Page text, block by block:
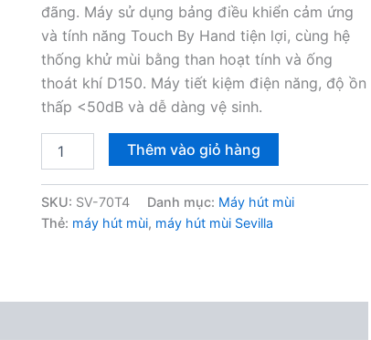
đãng. Máy sử dụng bảng điều khiển cảm ứng
và tính năng Touch By Hand tiện lợi, cùng hệ
thống khử mùi bằng than hoạt tính và ống
thoát khí D150. Máy tiết kiệm điện năng, độ ồn
thấp <50dB và dễ dàng vệ sinh.
Sevilla
SV-
70T4
Thêm vào giỏ hàng
SKU: SV-70T4 Danh mục: Máy hút mùi
Thẻ: máy hút mùi, máy hút mùi Sevilla